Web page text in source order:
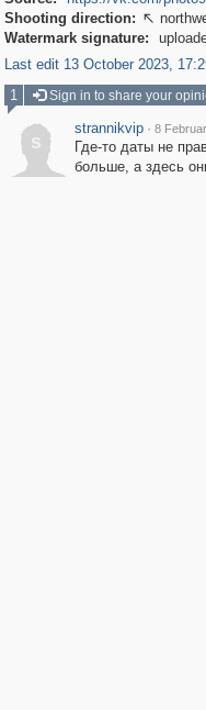
Shooting direction: 
Watermark signature:
Last edit 13 October 2023,
1
Sign in to share your
s
strannikvip · 8
Где-то даты не
больше, а здесь